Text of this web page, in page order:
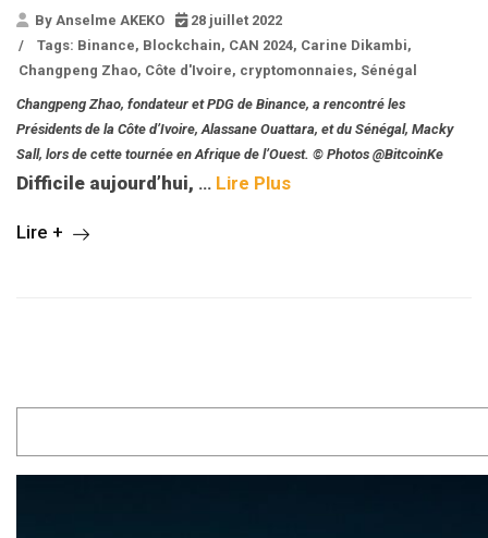
By Anselme AKEKO
28 juillet 2022
/
Tags: Binance, Blockchain, CAN 2024, Carine Dikambi,
Changpeng Zhao, Côte d'Ivoire, cryptomonnaies, Sénégal
Changpeng Zhao, fondateur et PDG de Binance, a rencontré les
Présidents de la Côte d’Ivoire, Alassane Ouattara, et du Sénégal, Macky
Sall, lors de cette tournée en Afrique de l’Ouest. © Photos @BitcoinKe
Difficile aujourd’hui, … Lire Plus
Lire +